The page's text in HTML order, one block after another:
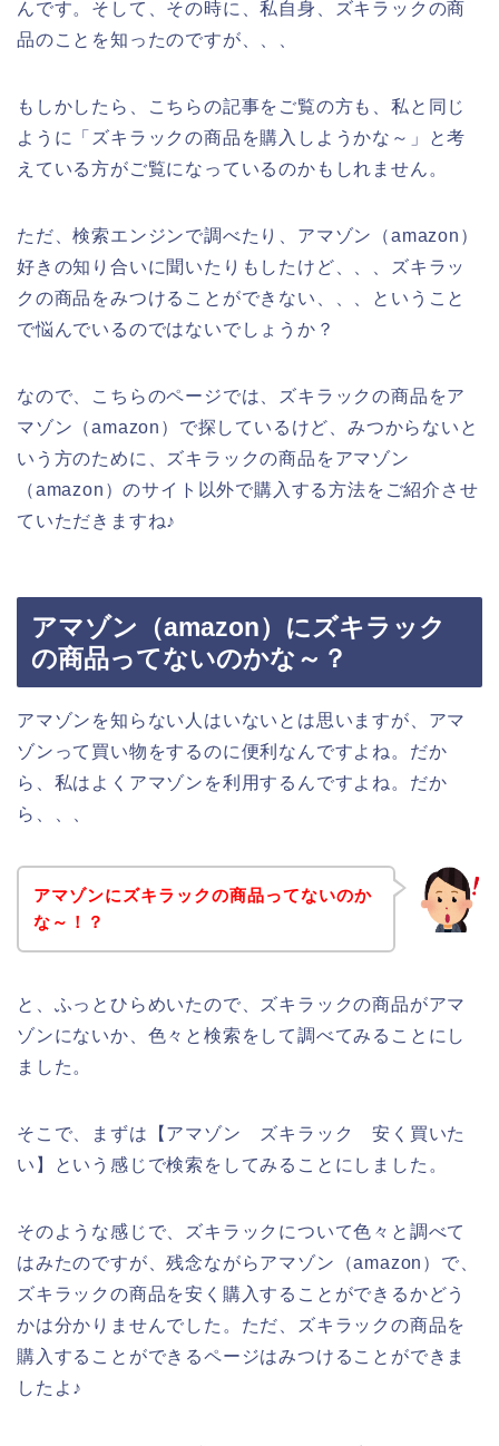
んです。そして、その時に、私自身、ズキラックの商
品のことを知ったのですが、、、
もしかしたら、こちらの記事をご覧の方も、私と同じ
ように「ズキラックの商品を購入しようかな～」と考
えている方がご覧になっているのかもしれません。
ただ、検索エンジンで調べたり、アマゾン（amazon）
好きの知り合いに聞いたりもしたけど、、、ズキラッ
クの商品をみつけることができない、、、ということ
で悩んでいるのではないでしょうか？
なので、こちらのページでは、ズキラックの商品をア
マゾン（amazon）で探しているけど、みつからないと
いう方のために、ズキラックの商品をアマゾン
（amazon）のサイト以外で購入する方法をご紹介させ
ていただきますね♪
アマゾン（amazon）にズキラック
の商品ってないのかな～？
アマゾンを知らない人はいないとは思いますが、アマ
ゾンって買い物をするのに便利なんですよね。だか
ら、私はよくアマゾンを利用するんですよね。だか
ら、、、
アマゾンにズキラックの商品ってないのか
な～！？
と、ふっとひらめいたので、ズキラックの商品がアマ
ゾンにないか、色々と検索をして調べてみることにし
ました。
そこで、まずは【アマゾン ズキラック 安く買いた
い】という感じで検索をしてみることにしました。
そのような感じで、ズキラックについて色々と調べて
はみたのですが、残念ながらアマゾン（amazon）で、
ズキラックの商品を安く購入することができるかどう
かは分かりませんでした。ただ、ズキラックの商品を
購入することができるページはみつけることができま
したよ♪